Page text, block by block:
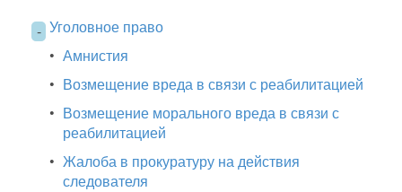
- Уголовное право
• Амнистия
• Возмещение вреда в связи с реабилитацией
• Возмещение морального вреда в связи с
реабилитацией
• Жалоба в прокуратуру на действия
следователя